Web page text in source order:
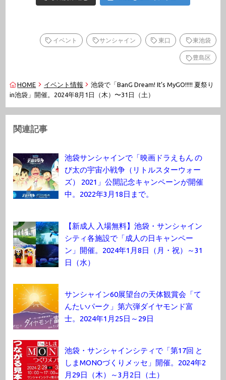
イベント サンシャイン 東口 東池袋
豊島区
HOME イベント情報
池袋で「BanG Dream! It’s MyGO!!!!! 夏祭り
in池袋」開催。2024年8月1日（木）〜31日（土）
関連記事
池袋サンシャインで「映画ドラえもん の
び太の宇宙小戦争（リトルスターウォー
ズ） 2021」公開記念キャンペーンが開催
中。2022年3月18日まで。
【新成人 入場無料】池袋・サンシャイン
シティ各施設で「成人の日キャンペー
ン」開催。2024年1月8日（月・祝）～31
日（水）
サンシャイン60展望台の天体観賞会「て
んたいパーク」第六弾ダイヤモンド富
士。2024年1月25日～29日
池袋・サンシャインシティで「第17回 と
しまMONOづくりメッセ」開催。2024年2
月29日（木）～3月2日（土）